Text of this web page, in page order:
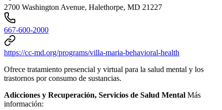
2700 Washington Avenue, Halethorpe, MD 21227
667-600-2000
https://cc-md.org/programs/villa-maria-behavioral-health
Ofrece tratamiento presencial y virtual para la salud mental y los
trastornos por consumo de sustancias.
Adicciones y Recuperación, Servicios de Salud Mental Más
información: